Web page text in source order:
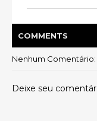
COMMENTS
Nenhum Comentário:
Deixe seu